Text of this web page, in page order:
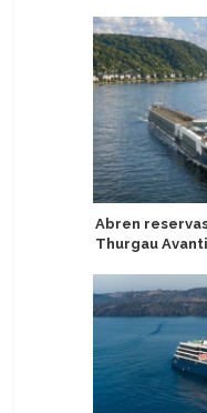
Abren
Thurgau Avanti